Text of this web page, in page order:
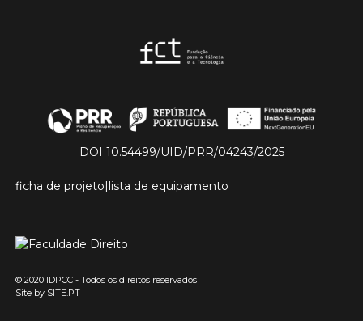
© 2020 IDPCC - Todos os direitos reservados
Site by SITE.PT
DOI 10.54499/UID/PRR/04243/2025
ficha de projeto|lista de equipamento